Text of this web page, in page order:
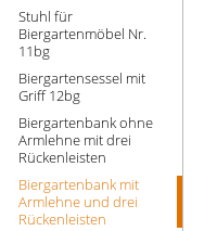
Stuhl für
Biergartenmöbel Nr.
11bg
Biergartensessel mit
Griff 12bg
Biergartenbank ohne
Armlehne mit drei
Rückenleisten
Biergartenbank mit
Armlehne und drei
Rückenleisten